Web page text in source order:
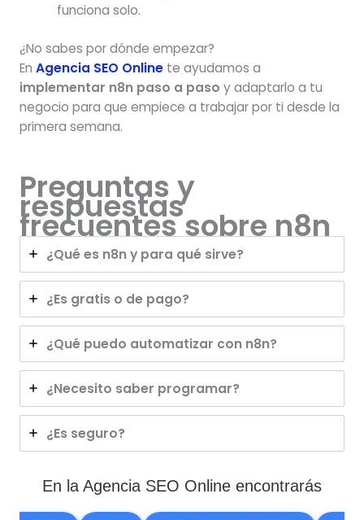
funciona solo.
¿No sabes por dónde empezar?
En Agencia SEO Onlinete ayudamos a
implementar n8n paso a paso y adaptarlo a tu
negocio para que empiece a trabajar por ti desde la
primera semana.
Preguntas y
respuestas
frecuentes sobre n8n
¿Qué es n8n y para qué sirve?
¿Es gratis o de pago?
¿Qué puedo automatizar con n8n?
¿Necesito saber programar?
¿Es seguro?
En la Agencia SEO Online encontrarás